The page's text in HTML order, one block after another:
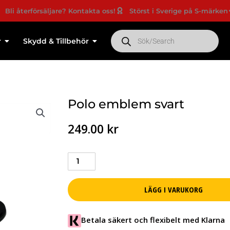
Kontakta oss! Störst i Sverige på S-märken
Skydd & Tillbehör
Products
search
Polo emblem svart
249.00 kr
Polo
emblem
svart
mängd
LÄGG I VARUKORG
Betala säkert och flexibelt med Klarna